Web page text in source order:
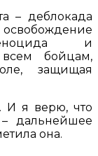
– деблокада
и
всем бойцам,
защищая
И я верю, что
дальнейшее
она.